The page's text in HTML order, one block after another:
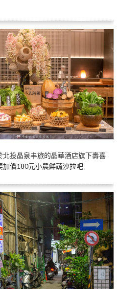
北投晶泉丰旅的晶華酒店旗下壽喜
加價180元小農鮮蔬沙拉吧